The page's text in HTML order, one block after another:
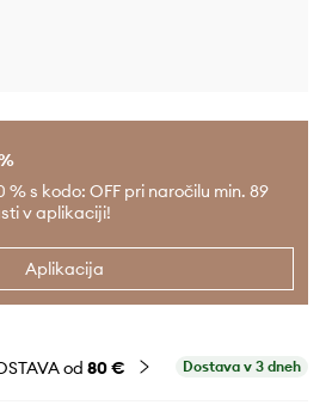
% s kodo: OFF pri naročilu min. 89
v aplikaciji!
Aplikacija
od 80 € Dostava v 3 dneh